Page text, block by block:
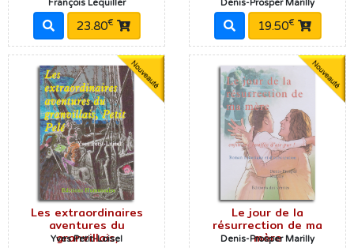
François Lequiller
23.80€
Denis-Prosper Marilly
19.50€
Les extraordinaires
aventures du
granvillais,
Yves Petit-Loisel
Le jour de la
résurrection de ma
mère
Denis-Prosper Marilly